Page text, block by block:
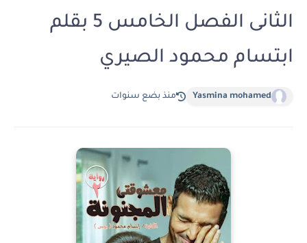
الثانى الفصل الخامس 5 بقلم
ابتسام محمود الصيري
Yasmina mohamed منذ بضع سنوات